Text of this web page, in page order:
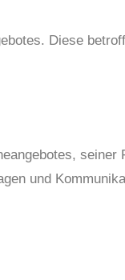
Diese
seiner
und